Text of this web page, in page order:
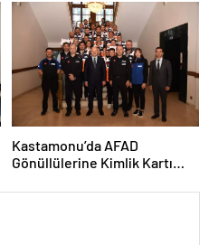
Kastamonu’da AFAD
Gönüllülerine Kimlik Kartı